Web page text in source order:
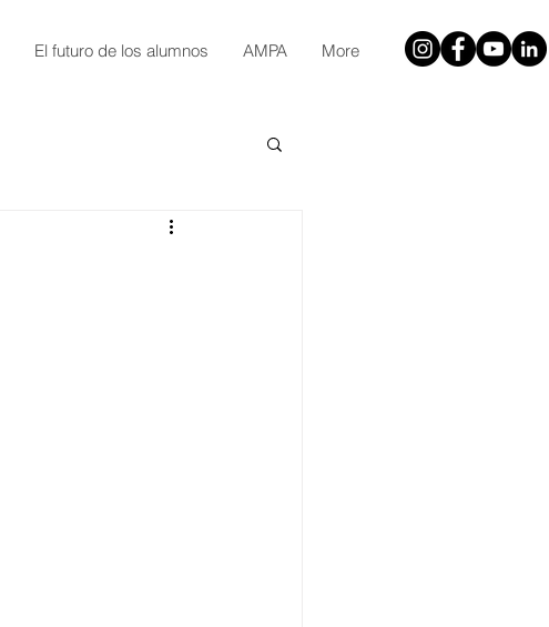
El futuro de los alumnos AMPA More